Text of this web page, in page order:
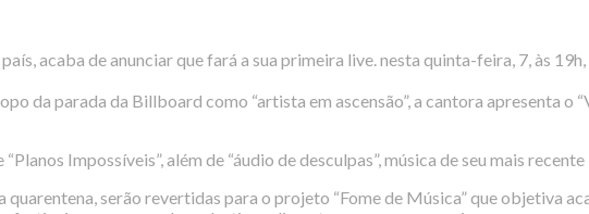
acaba de anunciar que fará a sua primeira live. nesta quinta-feira, 7, às
da parada da Billboard como “artista em ascensão”, a cantora apresenta o
Impossíveis”, além de “áudio de desculpas”, música de seu mais
serão revertidas para o projeto “Fome de Música” que objetiva